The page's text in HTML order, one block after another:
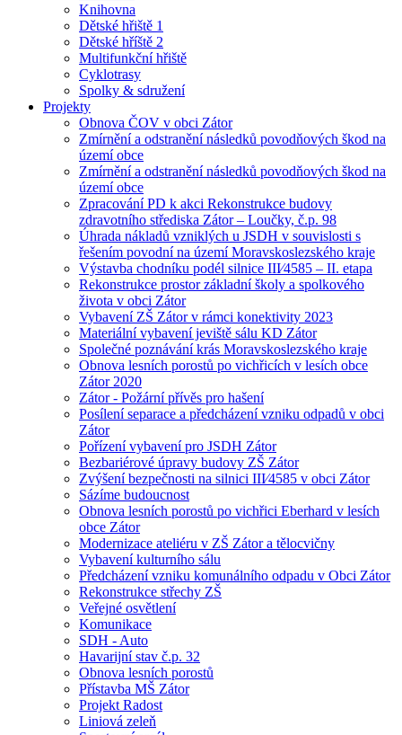
Knihovna
Dětské hřiště 1
Dětské hříště 2
Multifunkční hřiště
Cyklotrasy
Spolky & sdružení
Projekty
Obnova ČOV v obci Zátor
Zmírnění a odstranění následků povodňových škod na
území obce
Zmírnění a odstranění následků povodňových škod na
území obce
Zpracování PD k akci Rekonstrukce budovy
zdravotního střediska Zátor – Loučky, č.p. 98
Úhrada nákladů vzniklých u JSDH v souvislosti s
řešením povodní na území Moravskoslezského kraje
Výstavba chodníku podél silnice III⁄4585 – II. etapa
Rekonstrukce prostor základní školy a spolkového
života v obci Zátor
Vybavení ZŠ Zátor v rámci konektivity 2023
Materiální vybavení jeviště sálu KD Zátor
Společné poznávání krás Moravskoslezského kraje
Obnova lesních porostů po vichřicích v lesích obce
Zátor 2020
Zátor - Požární přívěs pro hašení
Posílení separace a předcházení vzniku odpadů v obci
Zátor
Pořízení vybavení pro JSDH Zátor
Bezbariérové úpravy budovy ZŠ Zátor
Zvýšení bezpečnosti na silnici III⁄4585 v obci Zátor
Sázíme budoucnost
Obnova lesních porostů po vichřici Eberhard v lesích
obce Zátor
Modernizace ateliéru v ZŠ Zátor a tělocvičny
Vybavení kulturního sálu
Předcházení vzniku komunálního odpadu v Obci Zátor
Rekonstrukce střechy ZŠ
Veřejné osvětlení
Komunikace
SDH - Auto
Havarijní stav č.p. 32
Obnova lesních porostů
Přístavba MŠ Zátor
Projekt Radost
Liniová zeleň